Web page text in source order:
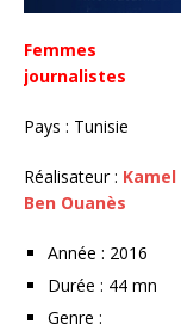
Femmes
journalistes
Pays : Tunisie
Réalisateur : Kamel
Ben Ouanès
Année : 2016
Durée : 44 mn
Genre :